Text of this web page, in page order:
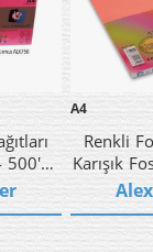
500'lü
A4
Renkli
Karışık